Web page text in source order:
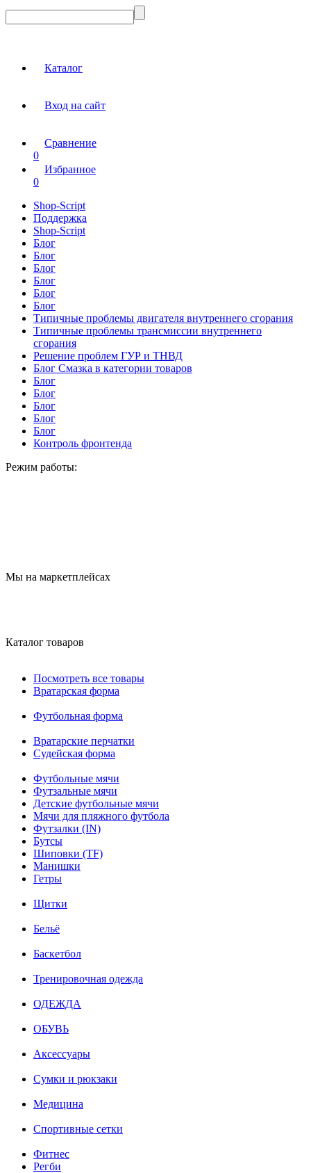
Каталог
Вход на сайт
Сравнение
0
Избранное
0
Shop-Script
Поддержка
Shop-Script
Блог
Блог
Блог
Блог
Блог
Блог
Типичные проблемы двигателя внутреннего сгорания
Типичные проблемы трансмиссии внутреннего
сгорания
Решение проблем ГУР и ТНВД
Блог Смазка в категории товаров
Блог
Блог
Блог
Блог
Блог
Контроль фронтенда
Режим работы:
Мы на маркетплейсах
Каталог товаров
Посмотреть все товары
Вратарская форма
Футбольная форма
Вратарские перчатки
Судейская форма
Футбольные мячи
Футзальные мячи
Детские футбольные мячи
Мячи для пляжного футбола
Футзалки (IN)
Бутсы
Шиповки (TF)
Манишки
Гетры
Щитки
Бельё
Баскетбол
Тренировочная одежда
ОДЕЖДА
ОБУВЬ
Аксессуары
Сумки и рюкзаки
Медицина
Спортивные сетки
Фитнес
Регби